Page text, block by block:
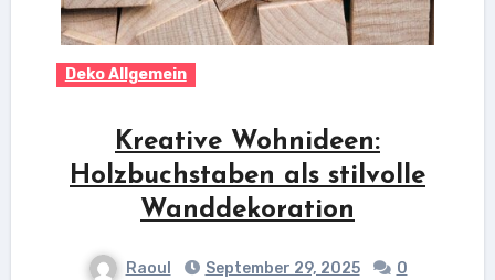
Deko Allgemein
Kreative Wohnideen:
Holzbuchstaben als stilvolle
Wanddekoration
Raoul September 29, 2025
0